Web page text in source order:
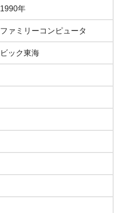
1990年
ファミリーコンピュータ
ビック東海